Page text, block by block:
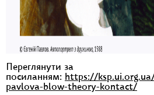
Переглянути за
посиланням: https://
pavlova-blow-theory-kontact/